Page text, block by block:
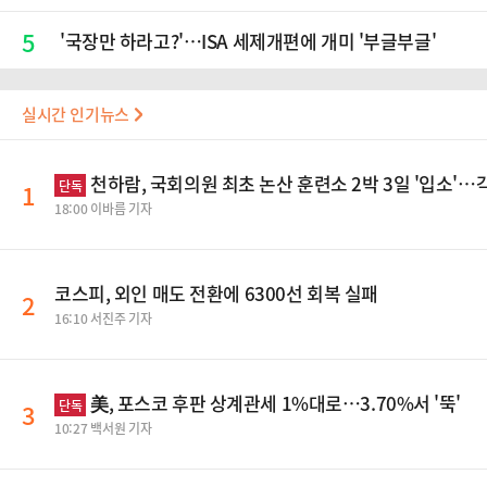
5 '국장만 하라고?'…ISA 세제개편에 개미 '부글부글'
실시간 인기뉴스
1 단독 천하람, 국회의원 최초 논산 훈련소 2박 3일 '입소'…
18:00 이바름 기자
2 코스피, 외인 매도 전환에 6300선 회복 실패
16:10 서진주 기자
3 단독 美, 포스코 후판 상계관세 1%대로…3.70%서 '뚝'
10:27 백서원 기자